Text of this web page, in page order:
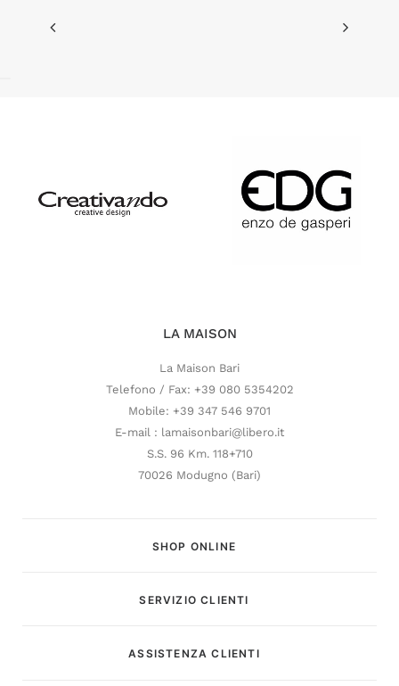
LA MAISON
La Maison Bari
Telefono / Fax: +39 080 5354202
Mobile: +39 347 546 9701
E-mail : lamaisonbari@libero.it
S.S. 96 Km. 118+710
70026 Modugno (Bari)
SHOP ONLINE
SERVIZIO CLIENTI
ASSISTENZA CLIENTI
Customer Service